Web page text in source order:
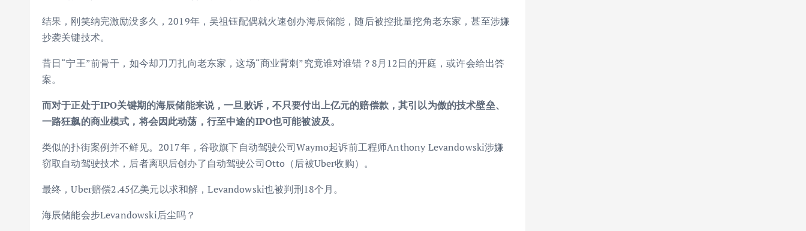
结果，刚笑纳完激励没多久，2019年，吴祖钰配偶就火速创办海辰储能，随后被控批量挖角老东家，甚至涉嫌
抄袭关键技术。
昔日“宁王”前骨干，如今却刀刀扎向老东家，这场“商业背刺”究竟谁对谁错？8月12日的开庭，或许会给出答
案。
而对于正处于IPO关键期的海辰储能来说，一旦败诉，不只要付出上亿元的赔偿款，其引以为傲的技术壁垒、
一路狂飙的商业模式，将会因此动荡，行至中途的IPO也可能被波及。
类似的扑街案例并不鲜见。2017年，谷歌旗下自动驾驶公司Waymo起诉前工程师Anthony Levandowski涉嫌
窃取自动驾驶技术，后者离职后创办了自动驾驶公司Otto（后被Uber收购）。
最终，Uber赔偿2.45亿美元以求和解，Levandowski也被判刑18个月。
海辰储能会步Levandowski后尘吗？